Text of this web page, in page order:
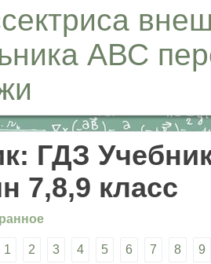
АВС
ГДЗ
7,8,9 класс
1 2 3 4 5 6 7 8 9